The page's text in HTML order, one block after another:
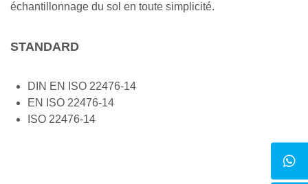
échantillonnage du sol en toute simplicité.
STANDARD
DIN EN ISO 22476-14
EN ISO 22476-14
ISO 22476-14